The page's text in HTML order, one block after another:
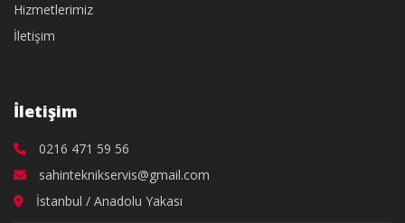
Hizmetlerimiz
İletişim
İletişim
0216 471 59 56
sahinteknikservis@gmail.com
İstanbul / Anadolu Yakası